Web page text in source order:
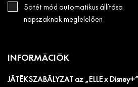
Sötét mód automatikus állítása
napszaknak megfelelően
INFORMÁCIÓK
JÁTÉKSZABÁLYZAT az „ELLE x